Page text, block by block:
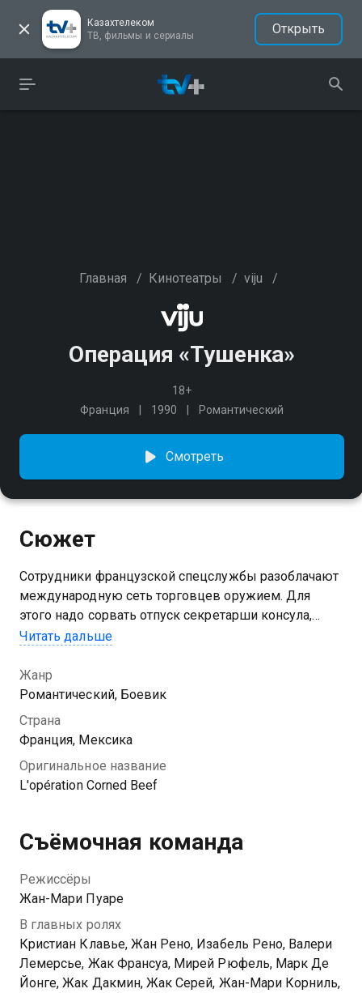
Казахтелеком
ТВ, фильмы и сериалы
Открыть
Главная / Кинотеатры / viju /
Операция «Тушенка»
18+
Франция
1990 Романтический
Смотреть
Сюжет
Сотрудники французской спецслужбы разоблачают
международную сеть торговцев оружием. Для
этого надо сорвать отпуск секретарши консула,
связанного с поставщиками. В операцию
Читать дальше
Жанр
Романтический, Боевик
Страна
Франция, Мексика
Оригинальное название
L'opération Corned Beef
Съёмочная команда
Режиссёры
Жан-Мари Пуаре
В главных ролях
Кристиан Клавье, Жан Рено, Изабель Рено, Валери
Лемерсье, Жак Франсуа, Мирей Рюфель, Марк Де
Йонге, Жак Дакмин, Жак Серей, Жан-Мари Корниль,